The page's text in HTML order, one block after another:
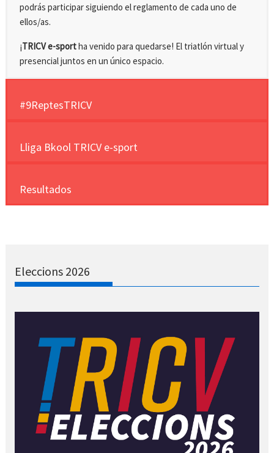
podrás participar siguiendo el reglamento de cada uno de
ellos/as.
¡TRICV e-sportha venido para quedarse! El triatlón virtual y
presencial juntos en un único espacio.
#9ReptesTRICV
Lliga Bkool TRICV e-sport
Resultados
Eleccions 2026